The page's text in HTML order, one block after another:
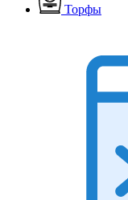
Торфы